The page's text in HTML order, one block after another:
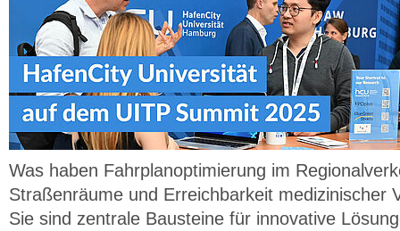
Was haben Fahrplanoptimierung im
Straßenräume und Erreichbarkeit medizinischer
Sie sind zentrale Bausteine für innovative